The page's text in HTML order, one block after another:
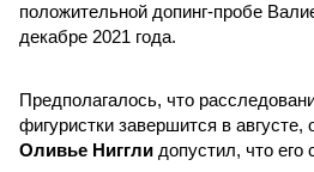
положительной допинг-пробе
декабре 2021 года.
Предполагалось, что
фигуристки завершится в августе,
Оливье Ниггли допустил, что его